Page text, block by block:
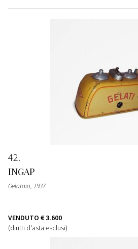
42
INGAP
Gelataio, 1937
VENDUTO € 3.600
(diritti d'asta esclusi)